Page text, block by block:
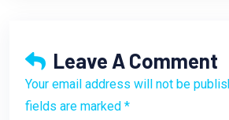
Leave A Comment
Your email address will not be
fields are marked *